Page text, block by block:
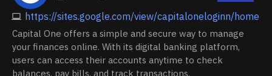
https://sites.google.com/view/capitaloneloginn/home
Capital One offers a simple and secure way to manage
your finances online. With its digital banking platform,
users can access their accounts anytime to check
balances, pay bills, and track transactions.